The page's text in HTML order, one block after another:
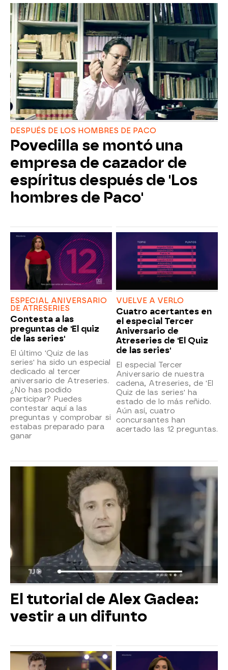
DESPUÉS DE LOS HOMBRES DE PACO
Povedilla se montó una
empresa de cazador de
espíritus después de 'Los
hombres de Paco'
ESPECIAL ANIVERSARIO
DE ATRESERIES
Contesta a las
preguntas de 'El quiz
de las series'
El último 'Quiz de las
series' ha sido un especial
dedicado al tercer
aniversario de Atreseries.
¿No has podido
participar? Puedes
contestar aquí a las
preguntas y comprobar si
estabas preparado para
ganar
VUELVE A VERLO
Cuatro acertantes en
el especial Tercer
Aniversario de
Atreseries de 'El Quiz
de las series'
El especial Tercer
Aniversario de nuestra
cadena, Atreseries, de 'El
Quiz de las series' ha
estado de lo más reñido.
Aún así, cuatro
concursantes han
acertado las 12 preguntas.
El tutorial de Alex Gadea:
vestir a un difunto